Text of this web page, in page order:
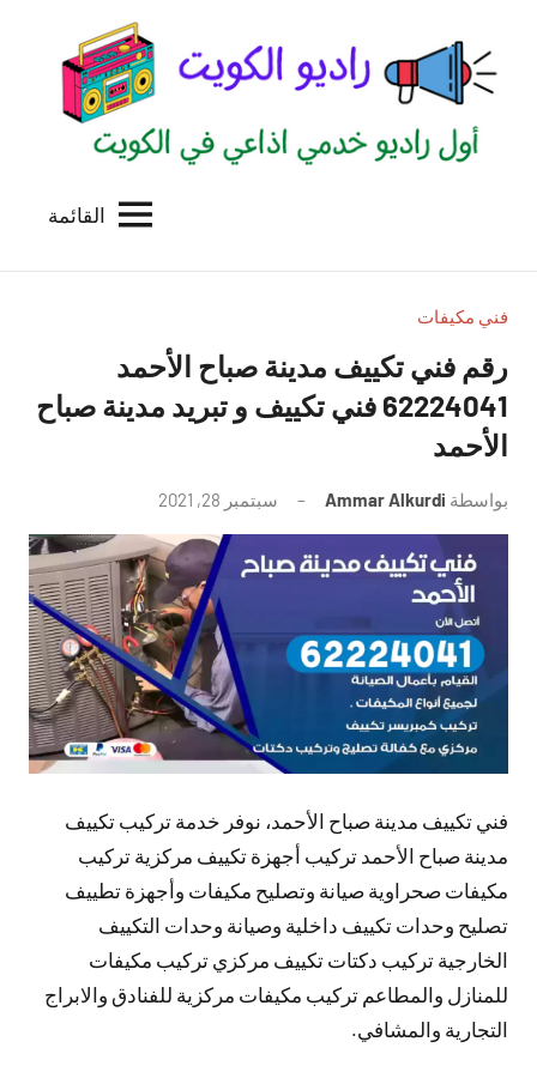
المحتوى
الكويت
للاعلانات
بالكويت
القائمة
فني مكيفات
رقم فني تكييف مدينة صباح الأحمد
62224041 فني تكييف و تبريد مدينة صباح
الأحمد
بواسطة Ammar Alkurdi سبتمبر 28, 2021
توجد
تعليقات
فني تكييف مدينة صباح الأحمد، نوفر خدمة تركيب تكييف
مدينة صباح الأحمد تركيب أجهزة تكييف مركزية تركيب
مكيفات صحراوية صيانة وتصليح مكيفات وأجهزة تطييف
تصليح وحدات تكييف داخلية وصيانة وحدات التكييف
الخارجية تركيب دكتات تكييف مركزي تركيب مكيفات
للمنازل والمطاعم تركيب مكيفات مركزية للفنادق والابراج
التجارية والمشافي.